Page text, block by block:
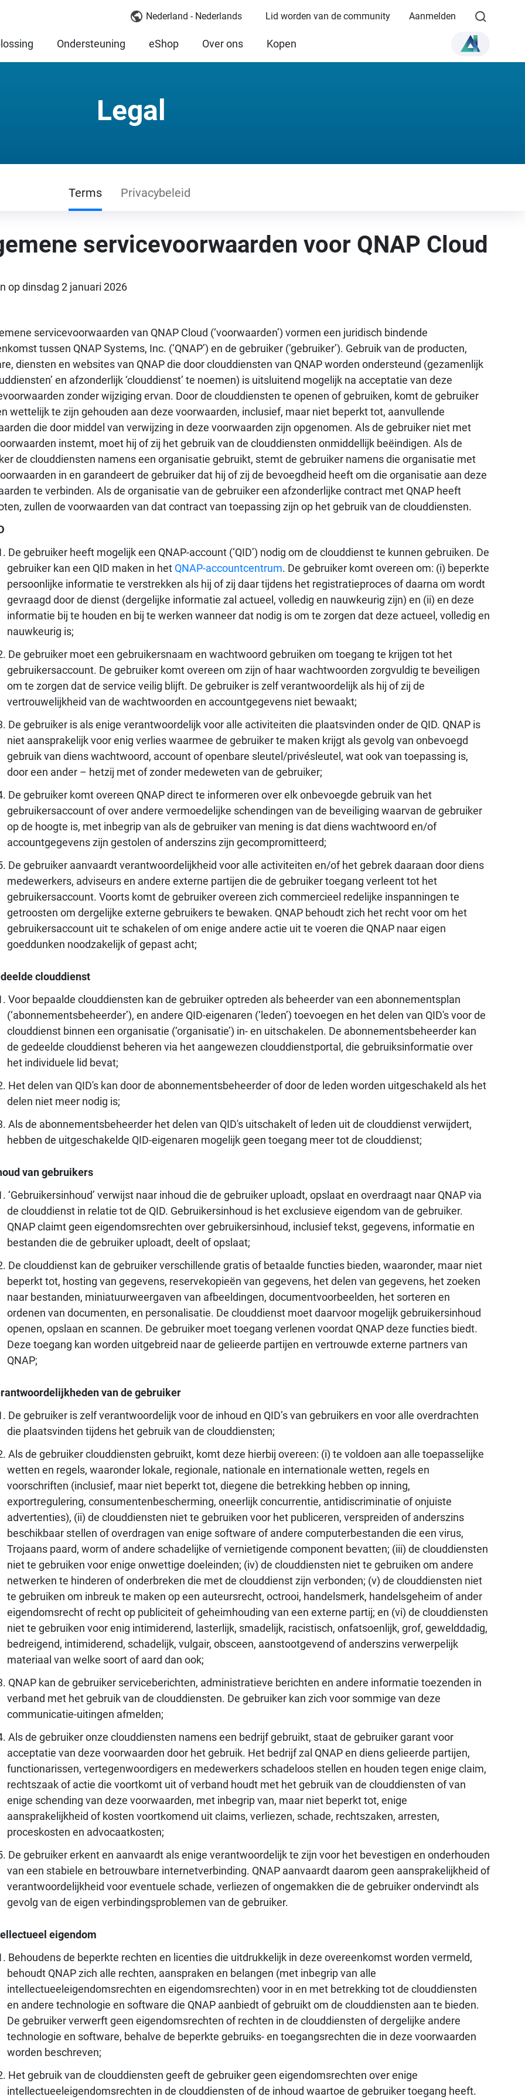
Nederland - Nederlands Lid worden van de community Aanmelden
Ondersteuning eShop Over ons Kopen
Legal
Terms Privacybeleid
servicevoorwaarden voor QNAP Cloud
op dinsdag 2 januari 2026
servicevoorwaarden van QNAP Cloud (‘voorwaarden’) vormen een juridisch bindende
tussen QNAP Systems, Inc. (‘QNAP’) en de gebruiker (‘gebruiker’). Gebruik van de producten,
diensten en websites van QNAP die door clouddiensten van QNAP worden ondersteund (gezamenlijk
en afzonderlijk ‘clouddienst’ te noemen) is uitsluitend mogelijk na acceptatie van deze
zonder wijziging ervan. Door de clouddiensten te openen of gebruiken, komt de gebruiker
wettelijk te zijn gehouden aan deze voorwaarden, inclusief, maar niet beperkt tot, aanvullende
die door middel van verwijzing in deze voorwaarden zijn opgenomen. Als de gebruiker niet met
instemt, moet hij of zij het gebruik van de clouddiensten onmiddellijk beëindigen. Als de
de clouddiensten namens een organisatie gebruikt, stemt de gebruiker namens die organisatie met
in en garandeert de gebruiker dat hij of zij de bevoegdheid heeft om die organisatie aan deze
te verbinden. Als de organisatie van de gebruiker een afzonderlijke contract met QNAP heeft
zullen de voorwaarden van dat contract van toepassing zijn op het gebruik van de clouddiensten.
De gebruiker heeft mogelijk een QNAP-account (‘QID’) nodig om de clouddienst te kunnen gebruiken. De
gebruiker kan een QID maken in het QNAP-accountcentrum. De gebruiker komt overeen om: (i) beperkte
persoonlijke informatie te verstrekken als hij of zij daar tijdens het registratieproces of daarna om wordt
gevraagd door de dienst (dergelijke informatie zal actueel, volledig en nauwkeurig zijn) en (ii) en deze
informatie bij te houden en bij te werken wanneer dat nodig is om te zorgen dat deze actueel, volledig en
nauwkeurig is;
De gebruiker moet een gebruikersnaam en wachtwoord gebruiken om toegang te krijgen tot het
gebruikersaccount. De gebruiker komt overeen om zijn of haar wachtwoorden zorgvuldig te beveiligen
om te zorgen dat de service veilig blijft. De gebruiker is zelf verantwoordelijk als hij of zij de
vertrouwelijkheid van de wachtwoorden en accountgegevens niet bewaakt;
De gebruiker is als enige verantwoordelijk voor alle activiteiten die plaatsvinden onder de QID. QNAP is
niet aansprakelijk voor enig verlies waarmee de gebruiker te maken krijgt als gevolg van onbevoegd
gebruik van diens wachtwoord, account of openbare sleutel/privésleutel, wat ook van toepassing is,
door een ander – hetzij met of zonder medeweten van de gebruiker;
De gebruiker komt overeen QNAP direct te informeren over elk onbevoegde gebruik van het
gebruikersaccount of over andere vermoedelijke schendingen van de beveiliging waarvan de gebruiker
op de hoogte is, met inbegrip van als de gebruiker van mening is dat diens wachtwoord en/of
accountgegevens zijn gestolen of anderszins zijn gecompromitteerd;
De gebruiker aanvaardt verantwoordelijkheid voor alle activiteiten en/of het gebrek daaraan door diens
medewerkers, adviseurs en andere externe partijen die de gebruiker toegang verleent tot het
gebruikersaccount. Voorts komt de gebruiker overeen zich commercieel redelijke inspanningen te
getroosten om dergelijke externe gebruikers te bewaken. QNAP behoudt zich het recht voor om het
gebruikersaccount uit te schakelen of om enige andere actie uit te voeren die QNAP naar eigen
goeddunken noodzakelijk of gepast acht;
clouddienst
Voor bepaalde clouddiensten kan de gebruiker optreden als beheerder van een abonnementsplan
(‘abonnementsbeheerder’), en andere QID-eigenaren (‘leden’) toevoegen en het delen van QID's voor de
clouddienst binnen een organisatie (‘organisatie’) in- en uitschakelen. De abonnementsbeheerder kan
de gedeelde clouddienst beheren via het aangewezen clouddienstportal, die gebruiksinformatie over
het individuele lid bevat;
Het delen van QID's kan door de abonnementsbeheerder of door de leden worden uitgeschakeld als het
delen niet meer nodig is;
Als de abonnementsbeheerder het delen van QID's uitschakelt of leden uit de clouddienst verwijdert,
hebben de uitgeschakelde QID-eigenaren mogelijk geen toegang meer tot de clouddienst;
van gebruikers
‘Gebruikersinhoud’ verwijst naar inhoud die de gebruiker uploadt, opslaat en overdraagt naar QNAP via
de clouddienst in relatie tot de QID. Gebruikersinhoud is het exclusieve eigendom van de gebruiker.
QNAP claimt geen eigendomsrechten over gebruikersinhoud, inclusief tekst, gegevens, informatie en
bestanden die de gebruiker uploadt, deelt of opslaat;
De clouddienst kan de gebruiker verschillende gratis of betaalde functies bieden, waaronder, maar niet
beperkt tot, hosting van gegevens, reservekopieën van gegevens, het delen van gegevens, het zoeken
naar bestanden, miniatuurweergaven van afbeeldingen, documentvoorbeelden, het sorteren en
ordenen van documenten, en personalisatie. De clouddienst moet daarvoor mogelijk gebruikersinhoud
openen, opslaan en scannen. De gebruiker moet toegang verlenen voordat QNAP deze functies biedt.
Deze toegang kan worden uitgebreid naar de gelieerde partijen en vertrouwde externe partners van
QNAP;
van de gebruiker
De gebruiker is zelf verantwoordelijk voor de inhoud en QID’s van gebruikers en voor alle overdrachten
die plaatsvinden tijdens het gebruik van de clouddiensten;
Als de gebruiker clouddiensten gebruikt, komt deze hierbij overeen: (i) te voldoen aan alle toepasselijke
wetten en regels, waaronder lokale, regionale, nationale en internationale wetten, regels en
voorschriften (inclusief, maar niet beperkt tot, diegene die betrekking hebben op inning,
exportregulering, consumentenbescherming, oneerlijk concurrentie, antidiscriminatie of onjuiste
advertenties), (ii) de clouddiensten niet te gebruiken voor het publiceren, verspreiden of anderszins
beschikbaar stellen of overdragen van enige software of andere computerbestanden die een virus,
Trojaans paard, worm of andere schadelijke of vernietigende component bevatten; (iii) de clouddiensten
niet te gebruiken voor enige onwettige doeleinden; (iv) de clouddiensten niet te gebruiken om andere
netwerken te hinderen of onderbreken die met de clouddienst zijn verbonden; (v) de clouddiensten niet
te gebruiken om inbreuk te maken op een auteursrecht, octrooi, handelsmerk, handelsgeheim of ander
eigendomsrecht of recht op publiciteit of geheimhouding van een externe partij; en (vi) de clouddiensten
niet te gebruiken voor enig intimiderend, lasterlijk, smadelijk, racistisch, onfatsoenlijk, grof, gewelddadig,
bedreigend, intimiderend, schadelijk, vulgair, obsceen, aanstootgevend of anderszins verwerpelijk
materiaal van welke soort of aard dan ook;
QNAP kan de gebruiker serviceberichten, administratieve berichten en andere informatie toezenden in
verband met het gebruik van de clouddiensten. De gebruiker kan zich voor sommige van deze
communicatie-uitingen afmelden;
Als de gebruiker onze clouddiensten namens een bedrijf gebruikt, staat de gebruiker garant voor
acceptatie van deze voorwaarden door het gebruik. Het bedrijf zal QNAP en diens gelieerde partijen,
functionarissen, vertegenwoordigers en medewerkers schadeloos stellen en houden tegen enige claim,
rechtszaak of actie die voortkomt uit of verband houdt met het gebruik van de clouddiensten of van
enige schending van deze voorwaarden, met inbegrip van, maar niet beperkt tot, enige
aansprakelijkheid of kosten voortkomend uit claims, verliezen, schade, rechtszaken, arresten,
proceskosten en advocaatkosten;
De gebruiker erkent en aanvaardt als enige verantwoordelijk te zijn voor het bevestigen en onderhouden
van een stabiele en betrouwbare internetverbinding. QNAP aanvaardt daarom geen aansprakelijkheid of
verantwoordelijkheid voor eventuele schade, verliezen of ongemakken die de gebruiker ondervindt als
gevolg van de eigen verbindingsproblemen van de gebruiker.
eigendom
Behoudens de beperkte rechten en licenties die uitdrukkelijk in deze overeenkomst worden vermeld,
behoudt QNAP zich alle rechten, aanspraken en belangen (met inbegrip van alle
intellectueeleigendomsrechten en eigendomsrechten) voor in en met betrekking tot de clouddiensten
en andere technologie en software die QNAP aanbiedt of gebruikt om de clouddiensten aan te bieden.
De gebruiker verwerft geen eigendomsrechten of rechten in de clouddiensten of dergelijke andere
technologie en software, behalve de beperkte gebruiks- en toegangsrechten die in deze voorwaarden
worden beschreven;
Het gebruik van de clouddiensten geeft de gebruiker geen eigendomsrechten over enige
intellectueeleigendomsrechten in de clouddiensten of de inhoud waartoe de gebruiker toegang heeft.